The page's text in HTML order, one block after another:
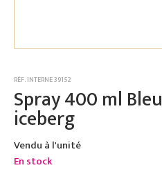
RÉF. INTERNE 39152
Spray 400 ml Bleu
iceberg
Vendu à l'unité
En stock